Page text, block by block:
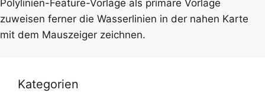
Polylinien-Feature-Vorlage als primäre Vorlage
zuweisen ferner die Wasserlinien in der nahen Karte
mit dem Mauszeiger zeichnen.
Kategorien